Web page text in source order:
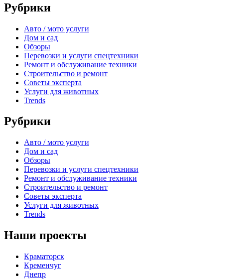
Рубрики
Авто / мото услуги
Дом и сад
Обзоры
Перевозки и услуги спецтехники
Ремонт и обслуживание техники
Строительство и ремонт
Советы эксперта
Услуги для животных
Trends
Рубрики
Авто / мото услуги
Дом и сад
Обзоры
Перевозки и услуги спецтехники
Ремонт и обслуживание техники
Строительство и ремонт
Советы эксперта
Услуги для животных
Trends
Наши проекты
Краматорск
Кременчуг
Днепр